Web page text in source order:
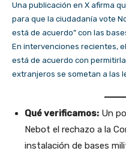
Una publicación en X afirma
para que la ciudadanía vote
está de acuerdo” con las
En intervenciones recientes,
está de acuerdo con
extranjeros se sometan a las
Qué verificamos: Un
Nebot el rechazo a la
instalación de bases